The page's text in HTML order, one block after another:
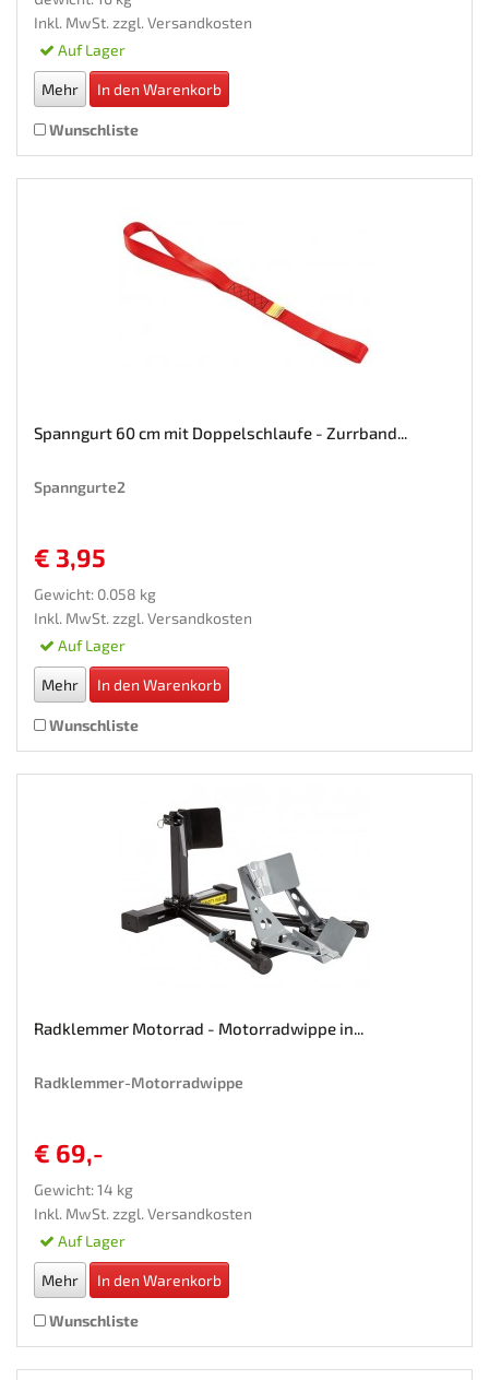
Inkl. MwSt. zzgl. Versandkosten
Auf Lager
Mehr In den Warenkorb
Wunschliste
Spanngurt 60 cm mit Doppelschlaufe - Zurrband...
Spanngurte2
€ 3,95
Gewicht: 0.058 kg
Inkl. MwSt. zzgl. Versandkosten
Auf Lager
Mehr In den Warenkorb
Wunschliste
Radklemmer Motorrad - Motorradwippe in...
Radklemmer-Motorradwippe
€ 69,-
Gewicht: 14 kg
Inkl. MwSt. zzgl. Versandkosten
Auf Lager
Mehr In den Warenkorb
Wunschliste